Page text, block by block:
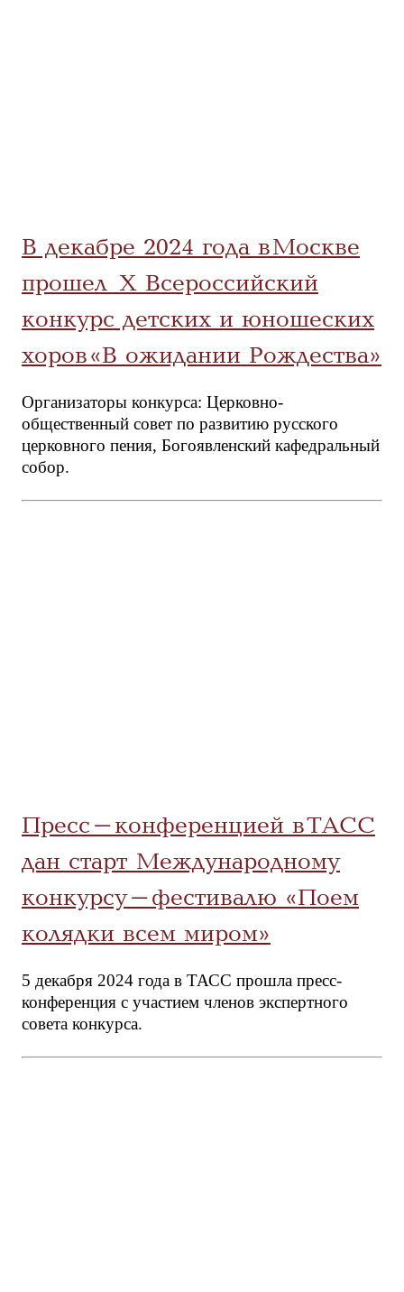
В декабре 2024 года в Москве
прошел X Всероссийский
конкурс детских и юношеских
хоров «В ожидании Рождества»
Организаторы конкурса: Церковно-
общественный совет по развитию русского
церковного пения, Богоявленский кафедральный
собор.
Пресс-конференцией в ТАСС
дан старт Международному
конкурсу-фестивалю «Поем
колядки всем миром»
5 декабря 2024 года в ТАСС прошла пресс-
конференция с участием членов экспертного
совета конкурса.